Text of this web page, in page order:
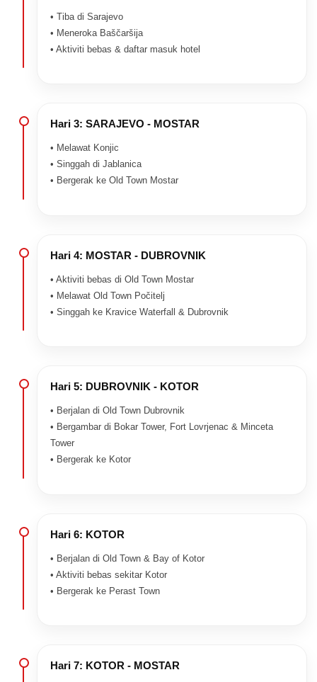
• Tiba di Sarajevo
• Meneroka Baščaršija
• Aktiviti bebas & daftar masuk hotel
Hari 3: SARAJEVO - MOSTAR
• Melawat Konjic
• Singgah di Jablanica
• Bergerak ke Old Town Mostar
Hari 4: MOSTAR - DUBROVNIK
• Aktiviti bebas di Old Town Mostar
• Melawat Old Town Počitelj
• Singgah ke Kravice Waterfall & Dubrovnik
Hari 5: DUBROVNIK - KOTOR
• Berjalan di Old Town Dubrovnik
• Bergambar di Bokar Tower, Fort Lovrjenac & Minceta
Tower
• Bergerak ke Kotor
Hari 6: KOTOR
• Berjalan di Old Town & Bay of Kotor
• Aktiviti bebas sekitar Kotor
• Bergerak ke Perast Town
Hari 7: KOTOR - MOSTAR